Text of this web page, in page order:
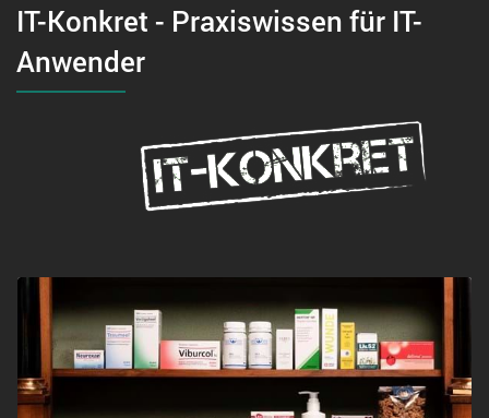
IT-Konkret - Praxiswissen für IT-
Anwender